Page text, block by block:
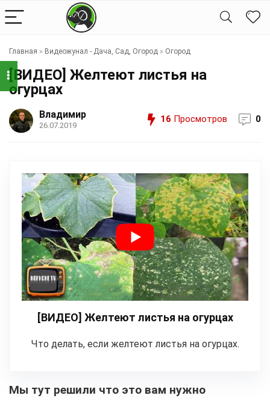
Главная » Видеожунал - Дача, Сад, Огород » Огород
[ВИДЕО] Желтеют листья на
огурцах
Владимир
26.07.2019
16 Просмотров 0
[ВИДЕО] Желтеют листья на огурцах
Что делать, если желтеют листья на огурцах.
Мы тут решили что это вам нужно